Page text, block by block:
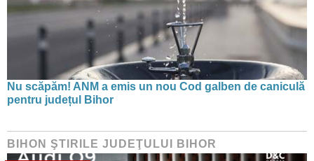
Nu scăpăm! ANM a emis un nou Cod galben de caniculă
pentru județul Bihor
BIHON ŞTIRILE JUDEŢULUI BIHOR